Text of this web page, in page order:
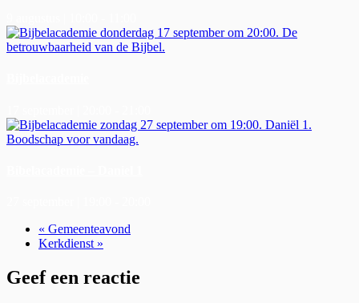
« Gemeenteavond
Kerkdienst »
Geef een reactie